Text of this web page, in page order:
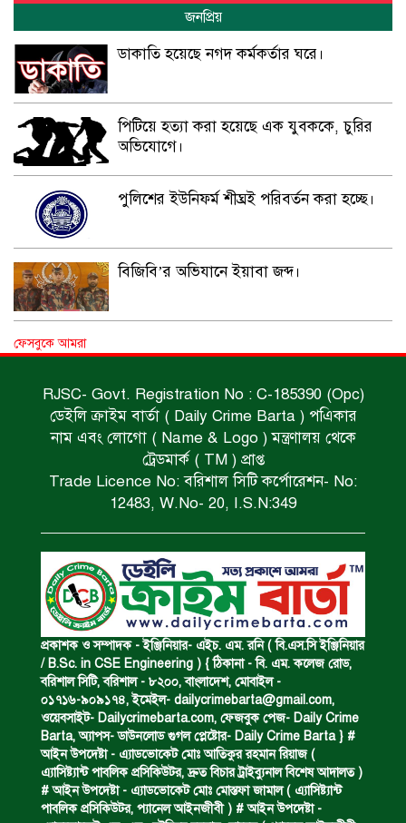
জনপ্রিয়
ডাকাতি হয়েছে নগদ কর্মকর্তার ঘরে।
পিটিয়ে হত্যা করা হয়েছে এক যুবককে, চুরির
অভিযোগে।
পুলিশের ইউনিফর্ম শীঘ্রই পরিবর্তন করা হচ্ছে।
বিজিবি’র অভিযানে ইয়াবা জব্দ।
পানিতে ডুবে এক ছাত্রের মৃত্যু।
ঝুলন্ত মরদেহ উদ্ধার।
অবৈধ ঘের নির্মাণে আটক।
একজন সড়ক দুর্ঘটনায় নিহত ও দুইজন আহত।
ডাকাত দলের সদস্য গ্রেফতার।
ঝুলন্ত মরদেহ উদ্ধার।
ফেসবুকে আমরা
RJSC- Govt. Registration No : C-185390 (Opc)
ডেইলি ক্রাইম বার্তা ( Daily Crime Barta ) পএিকার
নাম এবং লোগো ( Name & Logo ) মন্ত্রণালয় থেকে
ট্রেডমার্ক ( TM ) প্রাপ্ত
Trade Licence No: বরিশাল সিটি কর্পোরেশন- No:
12483, W.No- 20, I.S.N:349
প্রকাশক ও সম্পাদক - ইঞ্জিনিয়ার- এইচ. এম. রনি ( বি.এস.সি ইঞ্জিনিয়ার
/ B.Sc. in CSE Engineering ) { ঠিকানা - বি. এম. কলেজ রোড,
বরিশাল সিটি, বরিশাল - ৮২০০, বাংলাদেশ, মোবাইল -
০১৭১৬-৯০৯১৭৪, ইমেইল- dailycrimebarta@gmail.com,
ওয়েবসাইট- Dailycrimebarta.com, ফেজবুক পেজ- Daily Crime
Barta, অ‍্যাপস- ডাউনলোড গুগল প্লেষ্টোর- Daily Crime Barta } #
আইন উপদেষ্টা - এ্যাডভোকেট মোঃ আতিকুর রহমান রিয়াজ (
এ‍্যাসিষ্ট‍্যান্ট পাবলিক প্রসিকিউটর, দ্রুত বিচার ট্রাইব্যুনাল বিশেষ আদালত )
# আইন উপদেষ্টা - এ্যাডভোকেট মোঃ মোস্তফা জামাল ( এ‍্যাসিষ্ট‍্যান্ট
পাবলিক প্রসিকিউটর, প‍্যানেল আইনজীবী ) # আইন উপদেষ্টা -